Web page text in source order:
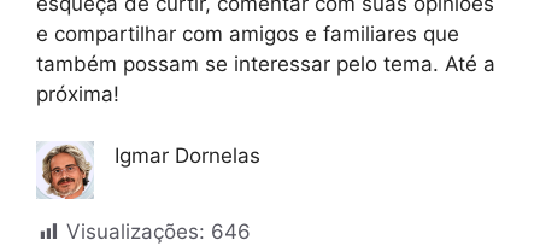
e compartilhar com amigos e familiares que
também possam se interessar pelo tema. Até a
próxima!
Igmar Dornelas
Visualizações: 646